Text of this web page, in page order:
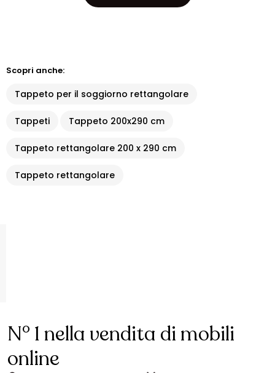
Scopri anche:
Tappeto per il soggiorno rettangolare
Tappeti Tappeto 200x290 cm
Tappeto rettangolare 200 x 290 cm
Tappeto rettangolare
N° 1 nella vendita di mobili
online